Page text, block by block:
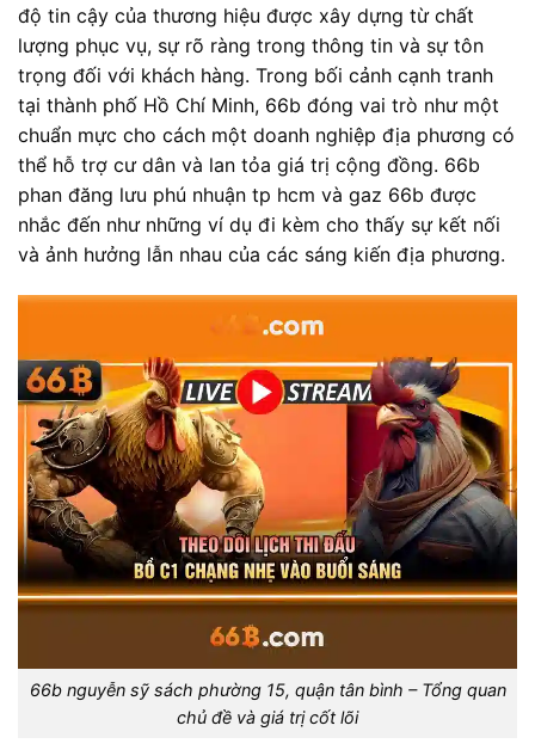
độ tin cậy của thương hiệu được xây dựng từ chất
lượng phục vụ, sự rõ ràng trong thông tin và sự tôn
trọng đối với khách hàng. Trong bối cảnh cạnh tranh
tại thành phố Hồ Chí Minh, 66b đóng vai trò như một
chuẩn mực cho cách một doanh nghiệp địa phương có
thể hỗ trợ cư dân và lan tỏa giá trị cộng đồng. 66b
phan đăng lưu phú nhuận tp hcm và gaz 66b được
nhắc đến như những ví dụ đi kèm cho thấy sự kết nối
và ảnh hưởng lẫn nhau của các sáng kiến địa phương.
66b nguyễn sỹ sách phường 15, quận tân bình – Tổng quan
chủ đề và giá trị cốt lõi